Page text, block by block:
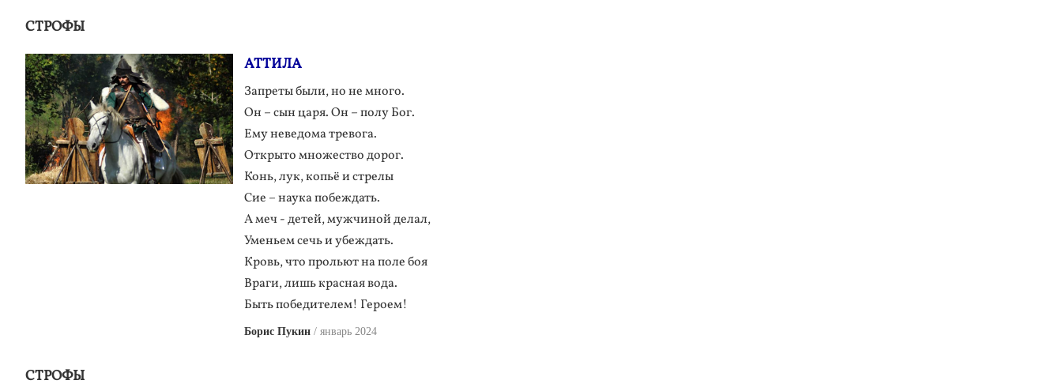
СТРОФЫ
АТТИЛА
Запреты были, но не много.
Он – сын царя. Он – полу Бог.
Ему неведома тревога.
Открыто множество дорог.
Конь, лук, копьё и стрелы
Сие – наука побеждать.
А меч - детей, мужчиной делал,
Уменьем сечь и убеждать.
Кровь, что прольют на поле боя
Враги, лишь красная вода.
Быть победителем! Героем!
Борис Пукин январь 2024
СТРОФЫ